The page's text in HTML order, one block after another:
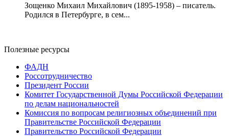
Зощенко Михаил Михайлович (1895-1958) – писатель.
Родился в Петербурге, в сем...
Полезные ресурсы
ФАДН
Россотрудничество
Президент России
Комитет Государственной Думы Российской Федерации
по делам национальностей
Комиссия по вопросам религиозных объединений при
Правительстве Российской Федерации
Правительство Российской Федерации